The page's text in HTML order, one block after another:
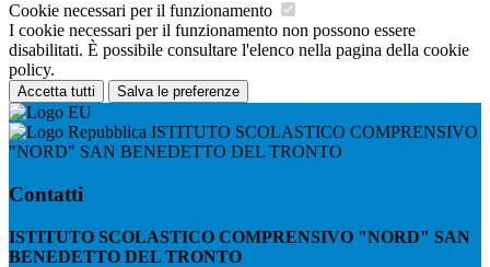
Cookie necessari per il funzionamento
I cookie necessari per il funzionamento non possono essere
disabilitati. È possibile consultare l'elenco nella pagina della cookie
policy.
Accetta tutti Salva le preferenze
ISTITUTO SCOLASTICO COMPRENSIVO
"NORD" SAN BENEDETTO DEL TRONTO
Contatti
ISTITUTO SCOLASTICO COMPRENSIVO "NORD" SAN
BENEDETTO DEL TRONTO